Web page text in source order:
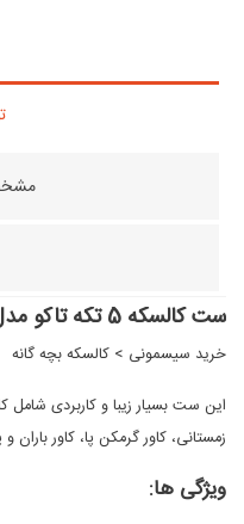
ست کالسکه 5 تکه تاکو مدل Tako Laret Imperial
خرید سیسمونی > کالسکه بچه گانه
این ست بسیار زیبا و کاربردی شامل
زمستانی، کاور گرمکن پا، کاور
ویژگی ها: